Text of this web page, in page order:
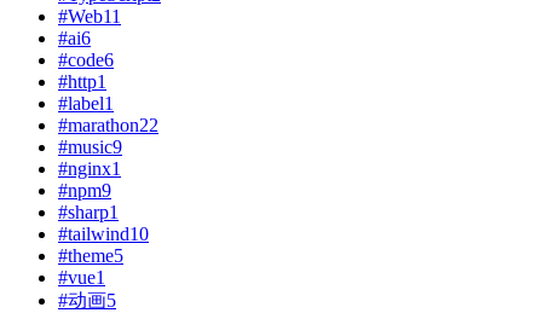
#Web11
#ai6
#code6
#http1
#label1
#marathon22
#music9
#nginx1
#npm9
#sharp1
#tailwind10
#theme5
#vue1
#动画5